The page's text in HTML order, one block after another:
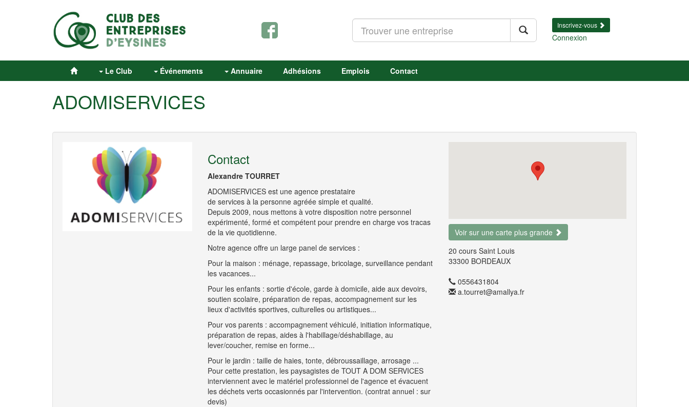
Inscrivez-vous
Connexion
Le Club Événements Annuaire Adhésions Emplois Contact
ADOMISERVICES
Contact
Alexandre TOURRET
ADOMISERVICES est une agence prestataire
de services à la personne agréée simple et qualité.
Depuis 2009, nous mettons à votre disposition notre personnel
expérimenté, formé et compétent pour prendre en charge vos tracas
de la vie quotidienne.
Notre agence offre un large panel de services :
Pour la maison : ménage, repassage, bricolage, surveillance pendant
les vacances...
Pour les enfants : sortie d'école, garde à domicile, aide aux devoirs,
soutien scolaire, préparation de repas, accompagnement sur les
lieux d'activités sportives, culturelles ou artistiques...
Pour vos parents : accompagnement véhiculé, initiation informatique,
préparation de repas, aides à l'habillage/déshabillage, au
lever/coucher, remise en forme...
Pour le jardin : taille de haies, tonte, débroussaillage, arrosage ...
Pour cette prestation, les paysagistes de TOUT A DOM SERVICES
interviennent avec le matériel professionnel de l'agence et évacuent
les déchets verts occasionnés par l'intervention. (contrat annuel : sur
devis)
Voir sur une carte plus grande
20 cours Saint Louis
33300 BORDEAUX
0556431804
a.tourret@amallya.fr